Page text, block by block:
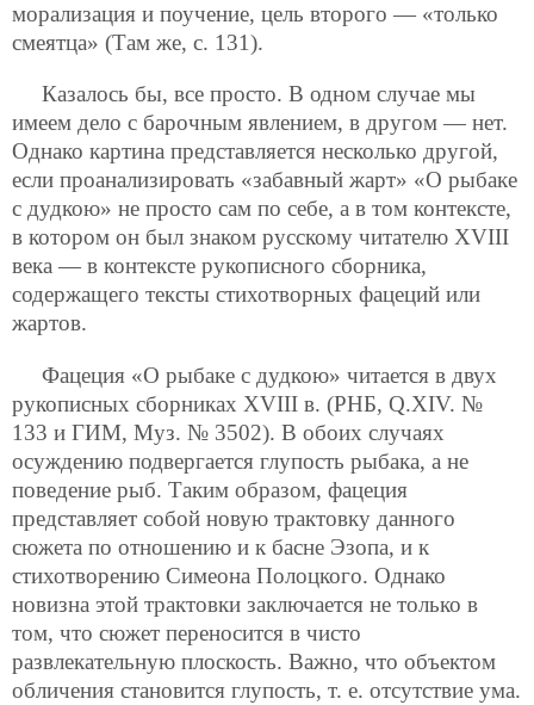
морализация и поучение, цель второго — «только
смеятца» (Там же, с. 131).
Казалось бы, все просто. В одном случае мы
имеем дело с барочным явлением, в другом — нет.
Однако картина представляется несколько другой,
если проанализировать «забавный жарт» «О рыбаке
с дудкою» не просто сам по себе, а в том контексте,
в котором он был знаком русскому читателю XVIII
века — в контексте рукописного сборника,
содержащего тексты стихотворных фацеций или
жартов.
Фацеция «О рыбаке с дудкою» читается в двух
рукописных сборниках XVIII в. (РНБ, Q.XIV. №
133 и ГИМ, Муз. № 3502). В обоих случаях
осуждению подвергается глупость рыбака, а не
поведение рыб. Таким образом, фацеция
представляет собой новую трактовку данного
сюжета по отношению и к басне Эзопа, и к
стихотворению Симеона Полоцкого. Однако
новизна этой трактовки заключается не только в
том, что сюжет переносится в чисто
развлекательную плоскость. Важно, что объектом
обличения становится глупость, т. е. отсутствие ума.